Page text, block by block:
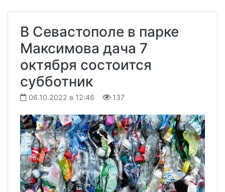
В Севастополе в парке
Максимова дача 7
октября состоится
субботник
06.10.2022 в 12:46 137